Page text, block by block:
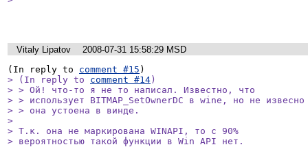
Vitaly Lipatov
2008-07-31 15:58:29 MSD
(In reply to comment #15
> (In reply to comment #14 )
> > Ой! что-то я не то написал. Известно, что
> > использует BITMAP_SetOwnerDC в wine, но не извесно
> > она устоена в винде.
>
> Т.к. она не маркирована WINAPI, то с 90%
> вероятностью такой функции в Win API нет.